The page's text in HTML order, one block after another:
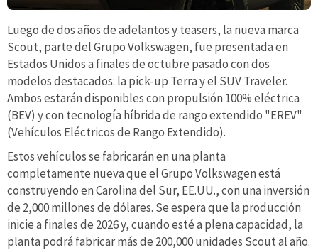
Luego de dos años de adelantos y teasers, la nueva marca
Scout, parte del Grupo Volkswagen, fue presentada en
Estados Unidos a finales de octubre pasado con dos
modelos destacados: la pick-up Terra y el SUV Traveler.
Ambos estarán disponibles con propulsión 100% eléctrica
(BEV) y con tecnología híbrida de rango extendido "EREV"
(Vehículos Eléctricos de Rango Extendido).
Estos vehículos se fabricarán en una planta
completamente nueva que el Grupo Volkswagen está
construyendo en Carolina del Sur, EE.UU., con una inversión
de 2,000 millones de dólares. Se espera que la producción
inicie a finales de 2026 y, cuando esté a plena capacidad, la
planta podrá fabricar más de 200,000 unidades Scout al año.